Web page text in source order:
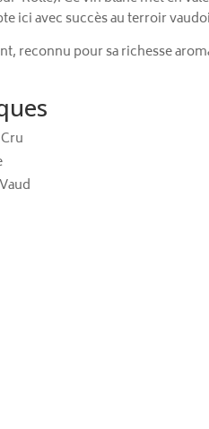
ici avec succès au terroir
reconnu pour sa richesse